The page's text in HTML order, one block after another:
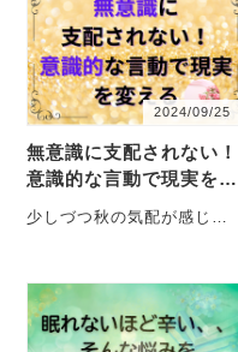
2024/09/25
無意識に支配されない！
意識的な言動で現実を変
える
少しづつ秋の気配が感じら
コーチの中・・・